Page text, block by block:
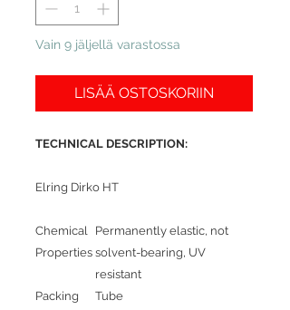
Vain 9 jäljellä varastossa
LISÄÄ OSTOSKORIIN
TECHNICAL DESCRIPTION:
Elring Dirko HT
Chemical
Properties
Permanently elastic, not
solvent-bearing, UV
resistant
Packing
Tube